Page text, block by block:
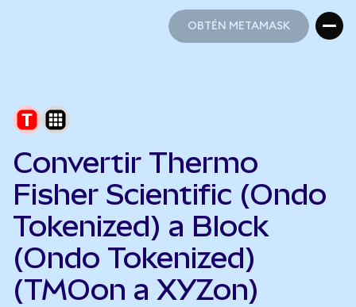
OBTÉN METAMASK
Convertir Thermo
Fisher Scientific (Ondo
Tokenized) a Block
(Ondo Tokenized)
(TMOon a XYZon)